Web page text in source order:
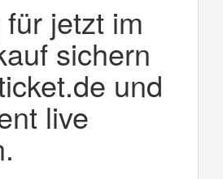
jetzt im
sichern
und
live